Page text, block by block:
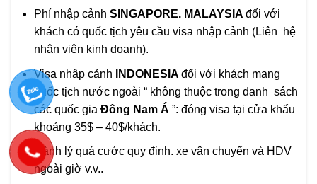
Phí nhập cảnh SINGAPORE. MALAYSIA đối với
khách có quốc tịch yêu cầu visa nhập cảnh (Liên hệ
nhân viên kinh doanh).
Visa nhập cảnh INDONESIA đối với khách mang
quốc tịch nước ngoài “ không thuộc trong danh sách
các quốc gia Đông Nam Á ”: đóng visa tại cửa khẩu
khoảng 35$ – 40$/khách.
Hành lý quá cước quy định. xe vận chuyển và HDV
ngoài giờ v.v..